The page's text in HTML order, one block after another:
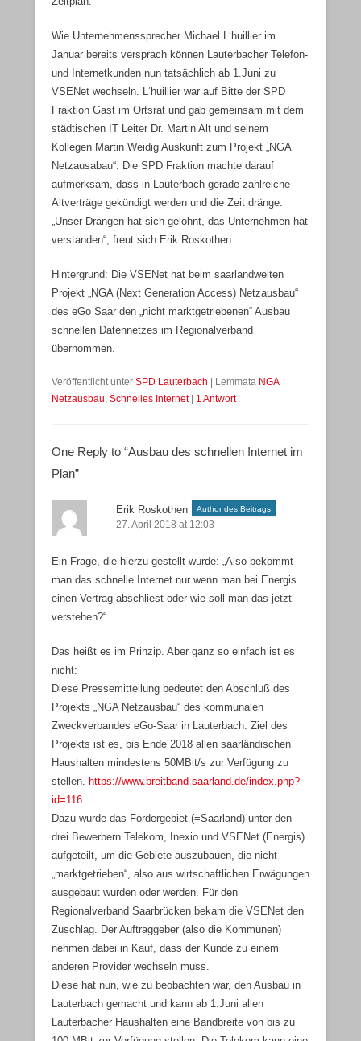
Wie Unternehmenssprecher Michael L‘huillier im
Januar bereits versprach können Lauterbacher Telefon-
und Internetkunden nun tatsächlich ab 1.Juni zu
VSENet wechseln. L‘huillier war auf Bitte der SPD
Fraktion Gast im Ortsrat und gab gemeinsam mit dem
städtischen IT Leiter Dr. Martin Alt und seinem
Kollegen Martin Weidig Auskunft zum Projekt „NGA
Netzausabau“. Die SPD Fraktion machte darauf
aufmerksam, dass in Lauterbach gerade zahlreiche
Altverträge gekündigt werden und die Zeit dränge.
„Unser Drängen hat sich gelohnt, das Unternehmen hat
verstanden“, freut sich Erik Roskothen.
Hintergrund: Die VSENet hat beim saarlandweiten
Projekt „NGA (Next Generation Access) Netzausbau“
des eGo Saar den „nicht marktgetriebenen“ Ausbau
schnellen Datennetzes im Regionalverband
übernommen.
Veröffentlicht unter SPD Lauterbach | Lemmata NGA
Netzausbau Schnelles Internet | 1 Antwort
One Reply to “Ausbau des schnellen Internet im
Plan”
Erik Roskothen Author des Beitrags
27. April 2018 at 12:03
Ein Frage, die hierzu gestellt wurde: „Also bekommt
man das schnelle Internet nur wenn man bei Energis
einen Vertrag abschliest oder wie soll man das jetzt
verstehen?“
Das heißt es im Prinzip. Aber ganz so einfach ist es
nicht:
Diese Pressemitteilung bedeutet den Abschluß des
Projekts „NGA Netzausbau“ des kommunalen
Zweckverbandes eGo-Saar in Lauterbach. Ziel des
Projekts ist es, bis Ende 2018 allen saarländischen
Haushalten mindestens 50MBit/s zur Verfügung zu
stellen.
https://www.breitband-saarland.de/index.php?
id=116
Dazu wurde das Fördergebiet (=Saarland) unter den
drei Bewerbern Telekom, Inexio und VSENet (Energis)
aufgeteilt, um die Gebiete auszubauen, die nicht
„marktgetrieben“, also aus wirtschaftlichen Erwägungen
ausgebaut wurden oder werden. Für den
Regionalverband Saarbrücken bekam die VSENet den
Zuschlag. Der Auftraggeber (also die Kommunen)
nehmen dabei in Kauf, dass der Kunde zu einem
anderen Provider wechseln muss.
Diese hat nun, wie zu beobachten war, den Ausbau in
Lauterbach gemacht und kann ab 1.Juni allen
Lauterbacher Haushalten eine Bandbreite von bis zu